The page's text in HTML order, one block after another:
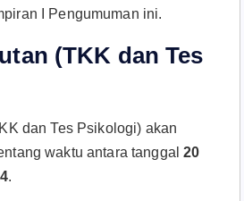
I Pengumuman ini.
(TKK dan Tes
dan Tes Psikologi) akan
waktu antara tanggal20
.